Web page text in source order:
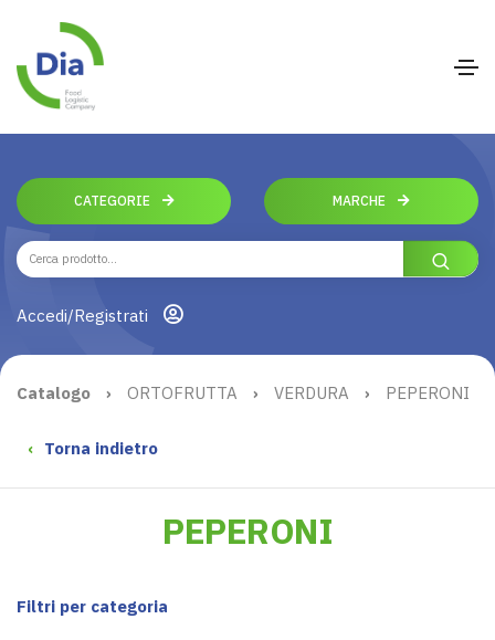
CATEGORIE MARCHE
Accedi/Registrati
Catalogo › ORTOFRUTTA › VERDURA › PEPERONI
‹ Torna indietro
PEPERONI
Filtri per categoria